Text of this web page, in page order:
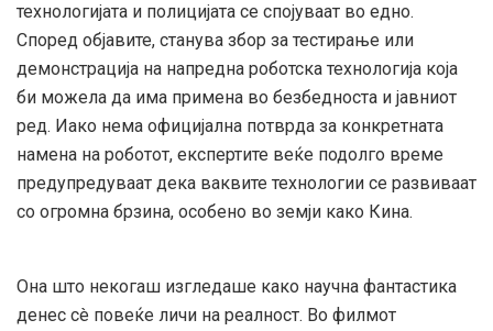
технологијата и полицијата се спојуваат во едно.
Според објавите, станува збор за тестирање или
демонстрација на напредна роботска технологија која
би можела да има примена во безбедноста и јавниот
ред. Иако нема официјална потврда за конкретната
намена на роботот, експертите веќе подолго време
предупредуваат дека ваквите технологии се развиваат
со огромна брзина, особено во земји како Кина.
Она што некогаш изгледаше како научна фантастика
денес сè повеќе личи на реалност. Во филмот